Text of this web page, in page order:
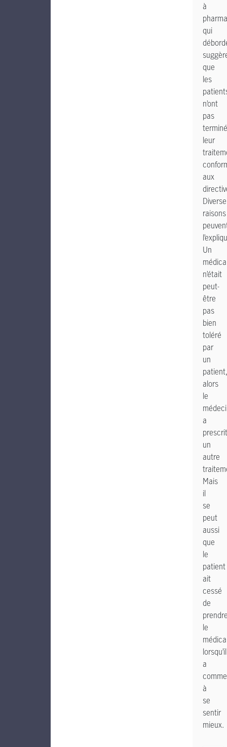
à
qui
que
les
n’ont
pas
terminé
leur
aux
raisons
Un
n’était
peut-
être
pas
bien
toléré
par
un
patient,
alors
le
a
prescrit
un
autre
Mais
il
se
peut
aussi
que
le
patient
ait
cessé
de
le
lorsqu’il
a
à
se
sentir
mieux.